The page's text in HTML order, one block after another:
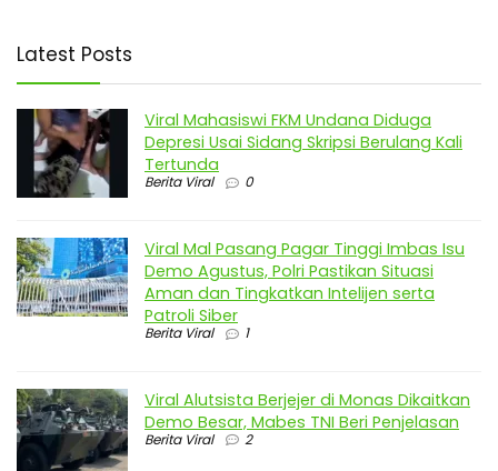
Latest Posts
Viral Mahasiswi FKM Undana Diduga
Depresi Usai Sidang Skripsi Berulang Kali
Tertunda
Berita Viral 0
Viral Mal Pasang Pagar Tinggi Imbas Isu
Demo Agustus, Polri Pastikan Situasi
Aman dan Tingkatkan Intelijen serta
Patroli Siber
Berita Viral 1
Viral Alutsista Berjejer di Monas Dikaitkan
Demo Besar, Mabes TNI Beri Penjelasan
Berita Viral 2